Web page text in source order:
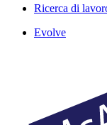
Ricerca di
Evolve